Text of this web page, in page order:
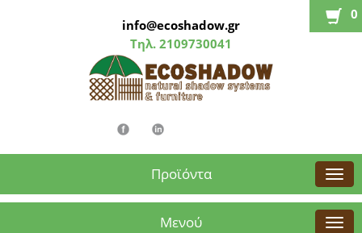
info@ecoshadow.gr
Τηλ. 2109730041
0
Προϊόντα
Μενού